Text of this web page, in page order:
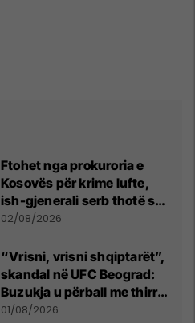
Ftohet nga prokuroria e
Kosovës për krime lufte,
ish-gjenerali serb thotë se
dikush e tradhtoi në
02/08/2026
“Vrisni, vrisni shqiptarët”,
skandal në UFC Beograd:
Buzukja u përball me thirrje
anti-shqiptare nga
01/08/2026